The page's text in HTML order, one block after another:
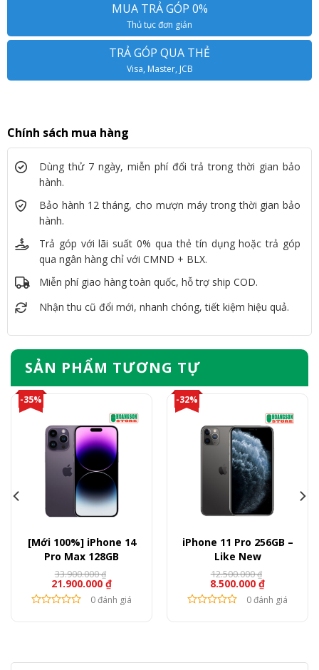
MUA TRẢ GÓP 0%
Thủ tục đơn giản
TRẢ GÓP QUA THẺ
Visa, Master, JCB
Chính sách mua hàng
Dùng thử 7 ngày, miễn phí đổi trả trong thời gian bảo
hành.
Bảo hành 12 tháng, cho mượn máy trong thời gian bảo
hành.
Trả góp với lãi suất 0% qua thẻ tín dụng hoặc trả góp
qua ngân hàng chỉ với CMND + BLX.
Miễn phí giao hàng toàn quốc, hỗ trợ ship COD.
Nhận thu cũ đổi mới, nhanh chóng, tiết kiệm hiệu quả.
SẢN PHẨM TƯƠNG TỰ
-35%
[Mới 100%] iPhone 14
Pro Max 128GB
21.900.000 ₫
33.900.000₫
0 đánh giá
-32%
iPhone 11 Pro 256GB –
Like New
8.500.000 ₫
12.500.000₫
0 đánh giá